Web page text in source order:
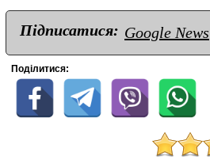
Підписатися: Google News
Поділитися: